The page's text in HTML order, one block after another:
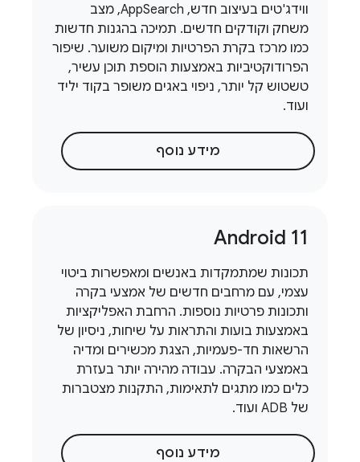
ווידג'טים בעיצוב חדש, AppSearch, מצב
משחק וקודקים חדשים. תמיכה בהגנות חדשות
כמו מרכז בקרת הפרטיות ומיקום משוער. שיפור
הפרודוקטיביות באמצעות הוספת תוכן עשיר,
טשטוש קל יותר, ניפוי באגים משופר בקוד יליד
ועוד.
מידע נוסף
Android 11
תכונות שמתמקדות באנשים ומאפשרות ביטוי
עצמי, עם מרחבים חדשים של אמצעי בקרה
ותכונות פרטיות נוספות. הרחבת האפליקציות
באמצעות בועות והתראות על שיחות, ניסיון של
הרשאות חד-פעמיות, הצגת מכשירים ומדיה
באמצעי הבקרה. עבודה מהירה יותר בעזרת
כלים כמו מתגים לתאימות, התקנות מצטברות
של ADB ועוד.
מידע נוסף